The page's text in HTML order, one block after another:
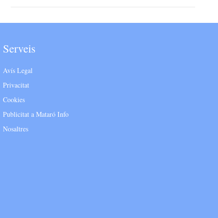
Serveis
Avís Legal
Privacitat
Cookies
Publicitat a Mataró Info
Nosaltres